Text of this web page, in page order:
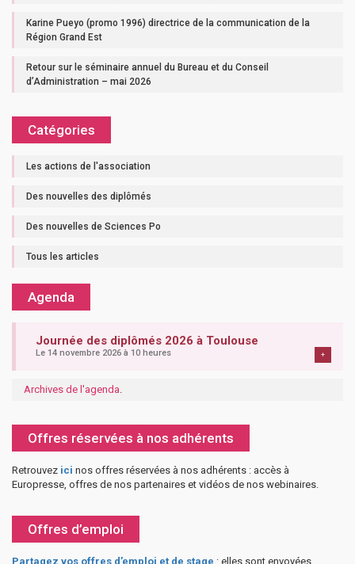
Karine Pueyo (promo 1996) directrice de la communication de la
Région Grand Est
Retour sur le séminaire annuel du Bureau et du Conseil
d’Administration – mai 2026
Catégories
Les actions de l'association
Des nouvelles des diplômés
Des nouvelles de Sciences Po
Tous les articles
Agenda
Journée des diplômés 2026 à Toulouse
Le 14 novembre 2026 à 10 heures +
Archives de l'agenda.
Offres réservées à nos adhérents
Retrouvez ici nos offres réservées à nos adhérents : accès à
Europresse, offres de nos partenaires et vidéos de nos webinaires.
Offres d’emploi
Partagez vos offres d’emploi et de stage : elles sont envoyées